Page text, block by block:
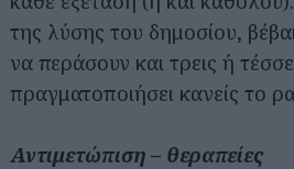
της λύσης του δημοσίου,
να περάσουν και τρεις ή
πραγματοποιήσει κανείς το
Αντιμετώπιση – θεραπείες
για...